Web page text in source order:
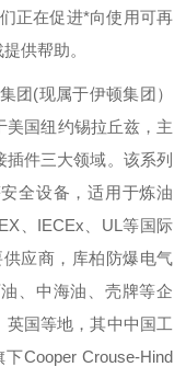
正在促进*向使用可再
供帮助。
团(现属于伊顿集团）
美国纽约锡拉丘兹，主
件三大领域。该系列
全设备，适用于炼油
IECEx UL 等国际
应商，库柏防爆电气
、中海油、壳牌等企
国等地，其中中国工
下Cooper Crouse-Hind